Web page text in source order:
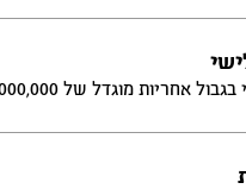
מוגדל של 1,000,000 ₪